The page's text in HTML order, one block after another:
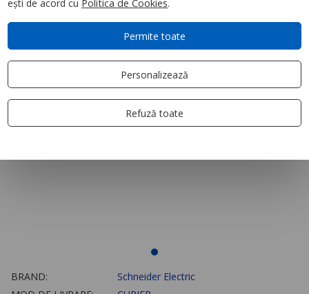
BRAND:
Schneider Electric
ești de acord cu Politica de Cookies.
Permite toate
Personalizează
Refuză toate